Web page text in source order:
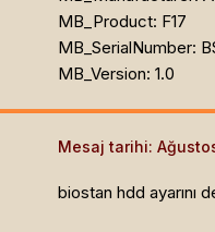
MB_Product: F17
MB_SerialNumber:
MB_Version: 1.0
Mesaj tarihi:
biostan hdd ayarını